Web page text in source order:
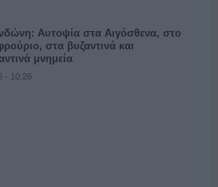
Αυτοψία στα Αιγόσθενα, στο
στα βυζαντινά και
μνημεία
- 10:26